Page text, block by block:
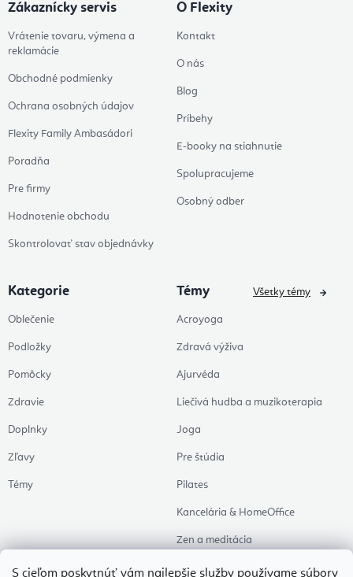
S cieľom poskytnúť vám najlepšie služby používame súbory
Zákaznícky servis
Vrátenie tovaru, výmena a
reklamácie
Obchodné podmienky
Ochrana osobných údajov
Flexity Family Ambasádori
Poradňa
Pre firmy
Hodnotenie obchodu
Skontrolovať stav objednávky
O Flexity
Kontakt
O nás
Blog
Príbehy
E-booky na stiahnutie
Spolupracujeme
Osobný odber
Kategorie
Oblečenie
Podložky
Pomôcky
Zdravie
Doplnky
Zľavy
Témy
Témy
Acroyoga
Zdravá výživa
Ajurvéda
Liečivá hudba a muzikoterapia
Joga
Pre štúdia
Pilates
Kancelária & HomeOffice
Zen a meditácia
Aromaterapia
Všetky témy